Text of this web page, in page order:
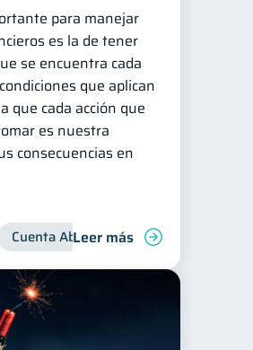
para jóvenes Manejo de deudas
para manejar
es la de tener
se encuentra cada
que aplican
que cada acción que
es nuestra
consecuencias en
Cuenta Abandonada
Leer más